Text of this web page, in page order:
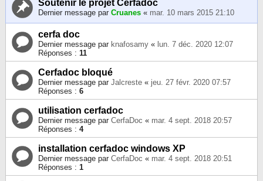
Soutenir le projet Cerfadoc
Dernier message par Cruanes « mar. 10 mars 2015 21:10
cerfa doc
Dernier message par knafosamy « lun. 7 déc. 2020 12:07
Réponses : 11
Cerfadoc bloqué
Dernier message par Jalcreste « jeu. 27 févr. 2020 07:57
Réponses : 6
utilisation cerfadoc
Dernier message par CerfaDoc « mar. 4 sept. 2018 20:57
Réponses : 4
installation cerfadoc windows XP
Dernier message par CerfaDoc « mar. 4 sept. 2018 20:51
Réponses : 1